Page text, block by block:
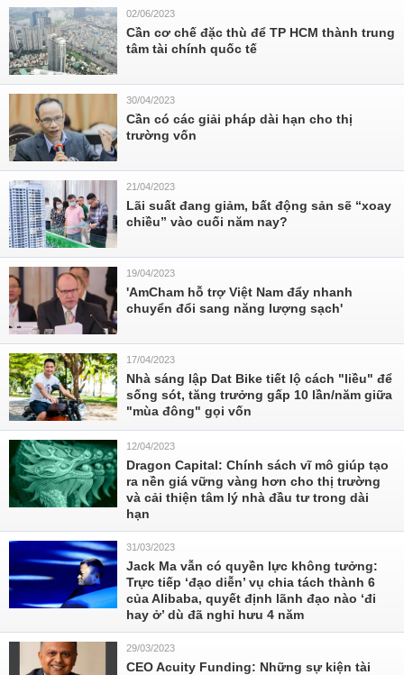
02/06/2023
Cần cơ chế đặc thù để TP HCM thành trung
tâm tài chính quốc tế
30/04/2023
Cần có các giải pháp dài hạn cho thị
trường vốn
21/04/2023
Lãi suất đang giảm, bất động sản sẽ “xoay
chiều” vào cuối năm nay?
19/04/2023
'AmCham hỗ trợ Việt Nam đẩy nhanh
chuyển đổi sang năng lượng sạch'
17/04/2023
Nhà sáng lập Dat Bike tiết lộ cách "liều" để
sống sót, tăng trưởng gấp 10 lần/năm giữa
"mùa đông" gọi vốn
12/04/2023
Dragon Capital: Chính sách vĩ mô giúp tạo
ra nền giá vững vàng hơn cho thị trường
và cải thiện tâm lý nhà đầu tư trong dài
hạn
31/03/2023
Jack Ma vẫn có quyền lực không tưởng:
Trực tiếp ‘đạo diễn’ vụ chia tách thành 6
của Alibaba, quyết định lãnh đạo nào ‘đi
hay ở’ dù đã nghỉ hưu 4 năm
29/03/2023
CEO Acuity Funding: Những sự kiện tài